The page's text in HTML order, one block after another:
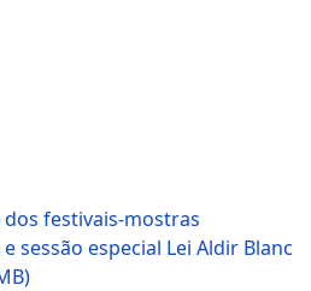
festivais-mostras
sessão especial Lei Aldir Blanc